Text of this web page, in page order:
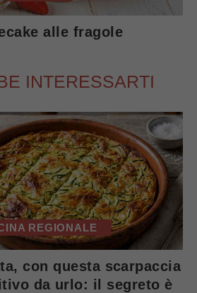
alle fragole
INTERESSARTI
REGIONALE
con questa scarpaccia
da urlo: il segreto è